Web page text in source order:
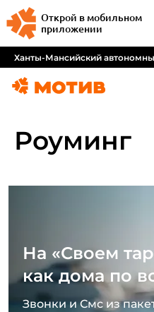
Открой в мобильном
приложении
Ханты-Мансийский
Роуминг
На «Своем
как дома по
Звонки и Смс из